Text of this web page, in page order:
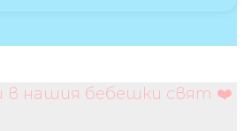
в нашия бебешки свят ❤️